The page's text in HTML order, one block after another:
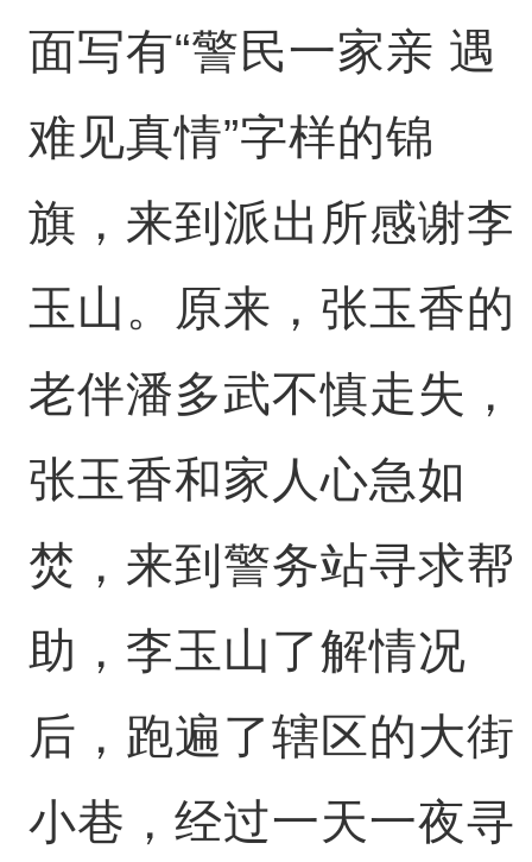
面写有“警民一家亲 遇
难见真情”字样的锦
旗，来到派出所感谢李
玉山。原来，张玉香的
老伴潘多武不慎走失，
张玉香和家人心急如
焚，来到警务站寻求帮
助，李玉山了解情况
后，跑遍了辖区的大街
小巷，经过一天一夜寻